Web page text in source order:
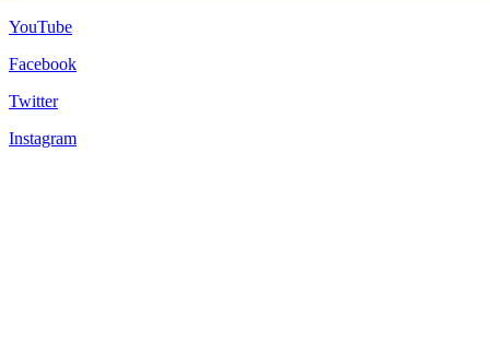
YouTube
Facebook
Twitter
Instagram